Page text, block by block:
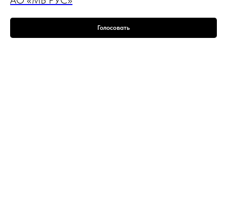
Голосовать